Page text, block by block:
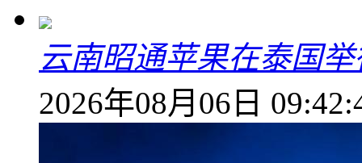
云南昭通苹果在泰国
2026年08月06日